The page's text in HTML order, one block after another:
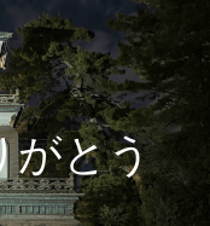
がとう